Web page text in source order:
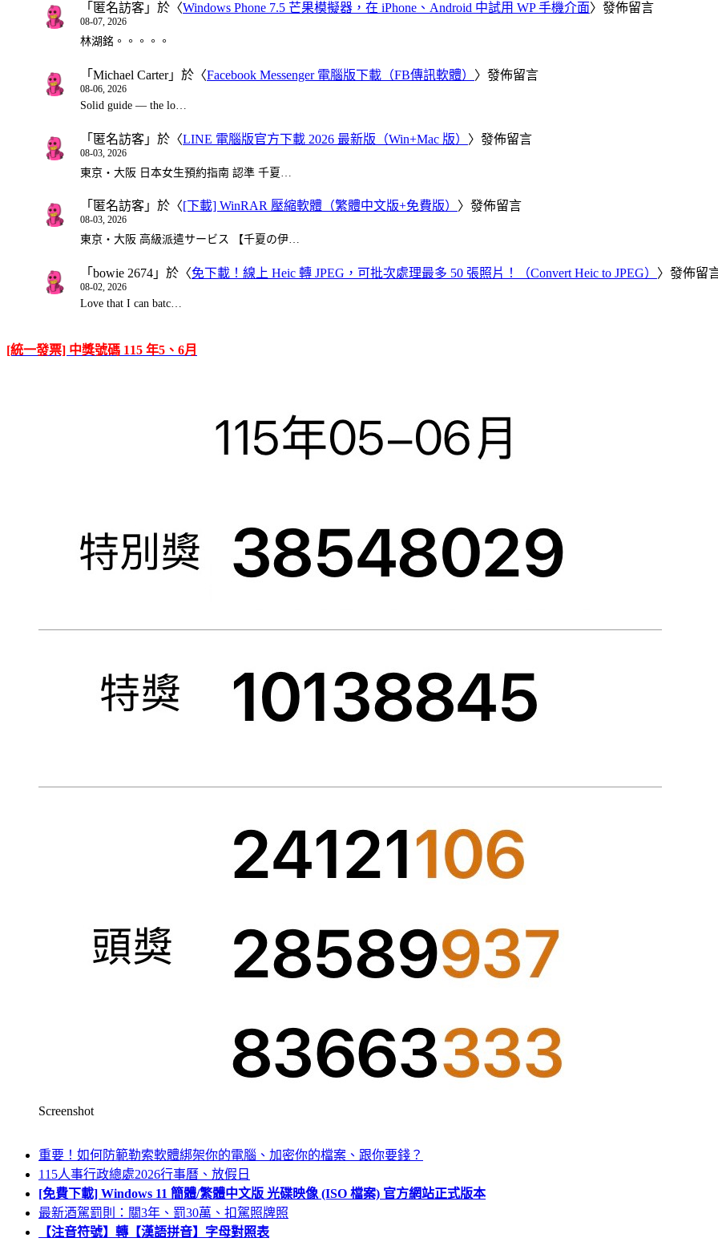
「 匿名訪客 」於〈Windows Phone 7.5 芒果模擬器，在 iPhone、Android 中試用 WP 手機介面〉發佈留言
08-07, 2026
林湖銘。。。。。
「 Michael Carter」於〈Facebook Messenger 電腦版下載（FB傳訊軟體） 〉發佈留言
08-06, 2026
Solid guide — the lo…
「 匿名訪客 」於〈LINE 電腦版官方下載 2026 最新版（Win+Mac 版） 〉發佈留言
08-03, 2026
東京・大阪 日本女生預約指南 認準 千夏…
「 匿名訪客 」於〈[下載] WinRAR 壓縮軟體（繁體中文版+免費版） 〉發佈留言
08-03, 2026
東京・大阪 高級派遣サービス 【千夏の伊…
「 bowie 2674 」於〈免下載！線上 Heic 轉 JPEG，可批次處理最多 50 張照片！（Convert Heic to JPEG） 〉發佈留
08-02, 2026
Love that I can batc…
[統一發票] 中獎號碼 115 年5、6月
Screenshot
重要！如何防範勒索軟體綁架你的電腦、加密你的檔案、跟你要錢？
115人事行政總處2026行事曆、放假日
[免費下載] Windows 11 簡體/繁體中文版 光碟映像 (ISO 檔案) 官方網站正式版本
最新酒駕罰則：關3年、罰30萬、扣駕照牌照
【注音符號】轉【漢語拼音】字母對照表